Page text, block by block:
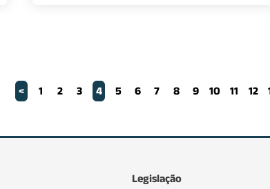
< 1 2 3 4 5 6 7 8 9 10 11 12
Legislação